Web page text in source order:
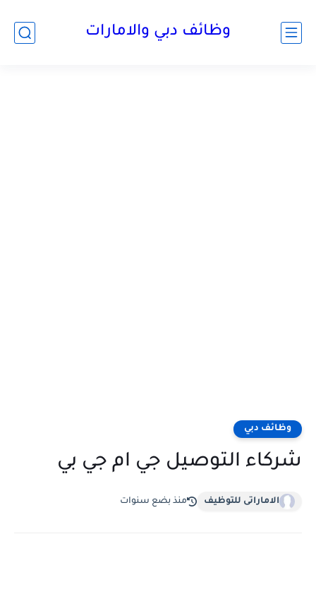
وظائف دبي والامارات
وظائف دبي
شركاء التوصيل جي ام جي بي
الاماراتى للتوظيف منذ بضع سنوات